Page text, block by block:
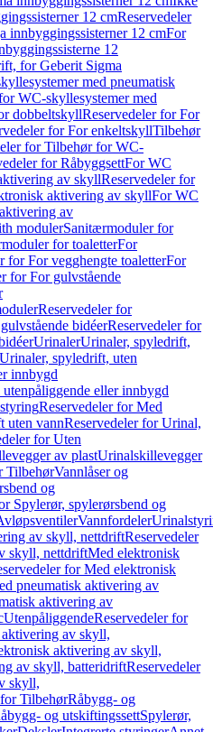
12 cmReservedeler
innbyggingssisterner 12 cmFor
12
for Geberit Sigma
med pneumatisk
WC-skyllesystemer med
dobbeltskyllReservedeler for For
for For enkeltskyllTilbehør
for Tilbehør for WC-
for RåbyggsettFor WC
av skyllReservedeler for
aktivering av skyllFor WC
av
modulerSanitærmoduler for
for toaletterFor
for For vegghengte toaletterFor
for For gulvstående
Reservedeler for
bidéerReservedeler for
UrinalerUrinaler, spyledrift,
spyledrift, uten
innbygd
eller innbygd
Reservedeler for Med
uten vannReservedeler for Urinal,
for Uten
av plastUrinalskillevegger
TilbehørVannlåser og
og
Spylerør, spylerørsbend og
Vannfordeler
av skyll, nettdriftReservedeler
skyll, nettdriftMed elektronisk
for Med elektronisk
pneumatisk aktivering av
aktivering av
UtenpåliggendeReservedeler for
av skyll,
aktivering av skyll,
av skyll, batteridriftReservedeler
skyll,
TilbehørRåbygg- og
og utskiftingssettSpylerør,